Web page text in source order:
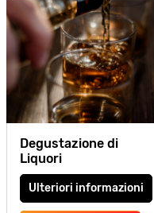
Degustazione di
Liquori
Ulteriori informazioni